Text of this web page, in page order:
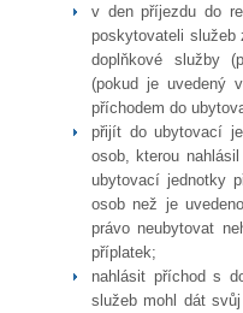
v den příjezdu do
poskytovateli
doplňkové služby
(pokud je uvedený
příchodem do
přijít do ubytovací
osob, kterou
ubytovací jednotky
osob než je
právo neubytovat
příplatek;
nahlásit příchod s
služeb mohl dát